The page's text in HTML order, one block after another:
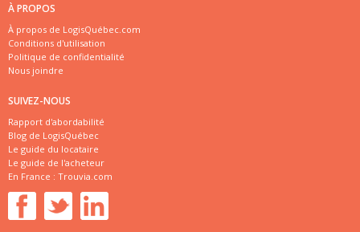
À PROPOS
À propos de LogisQuébec.com
Conditions d'utilisation
Politique de confidentialité
Nous joindre
SUIVEZ-NOUS
Rapport d'abordabilité
Blog de LogisQuébec
Le guide du locataire
Le guide de l'acheteur
En France : Trouvia.com